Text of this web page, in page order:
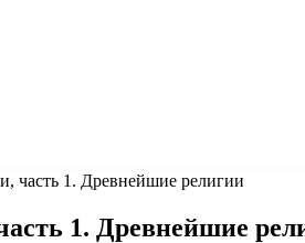
часть 1. Древнейшие религии
1. Древнейшие